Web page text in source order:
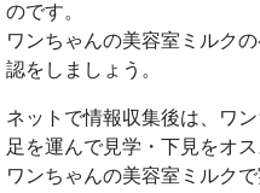
のです。
ワンちゃんの美容室ミルク
認をしましょう。
ネットで情報収集後は、ワ
足を運んで見学・下見をオス
ワンちゃんの美容室ミルク